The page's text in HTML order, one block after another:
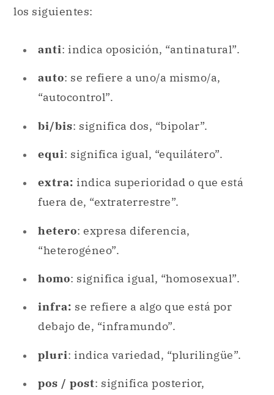
los siguientes:
anti: indica oposición, “antinatural”.
auto: se refiere a uno/a mismo/a,
“autocontrol”.
bi/bis: significa dos, “bipolar”.
equi: significa igual, “equilátero”.
extra: indica superioridad o que está
fuera de, “extraterrestre”.
hetero: expresa diferencia,
“heterogéneo”.
homo: significa igual, “homosexual”.
infra: se refiere a algo que está por
debajo de, “inframundo”.
pluri: indica variedad, “plurilingüe”.
pos / post: significa posterior,